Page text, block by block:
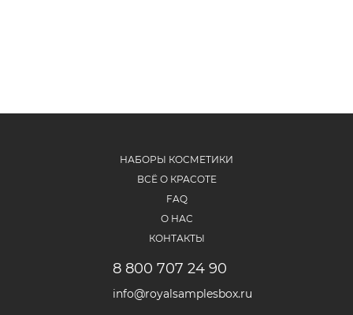
НАБОРЫ КОСМЕТИКИ
ВСЁ О КРАСОТЕ
FAQ
О НАС
КОНТАКТЫ
8 800 707 24 90
info@royalsamplesbox.ru